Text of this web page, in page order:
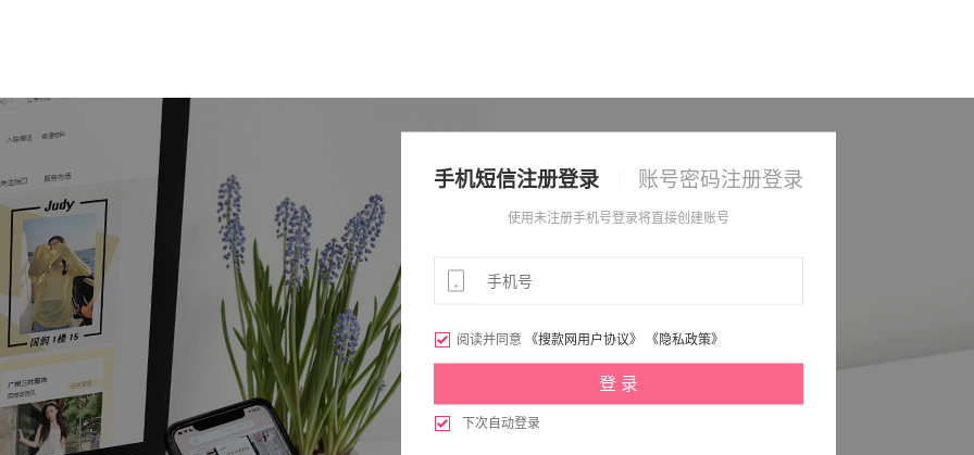
手机短信注册登录 账号密码注册登录
使用未注册手机号登录将直接创建账号
 阅读并同意 《搜款网用户协议》 《隐私政策》
 下次自动登录